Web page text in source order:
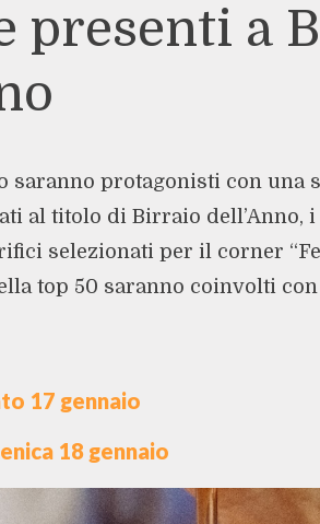
presenti a
saranno protagonisti con una
al titolo di Birraio dell’Anno,
selezionati per il corner
top 50 saranno coinvolti con
17 gennaio
18 gennaio